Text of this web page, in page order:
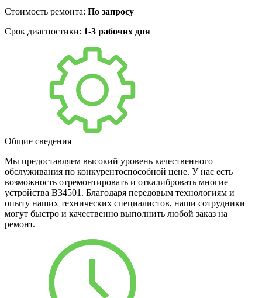
Стоимость ремонта: По запросу
Срок диагностики: 1-3 рабочих дня
Общие сведения
Мы предоставляем высокий уровень качественного
обслуживания по конкурентоспособной цене. У нас есть
возможность отремонтировать и откалибровать многие
устройства B34501. Благодаря передовым технологиям и
опыту наших технических специалистов, наши сотрудники
могут быстро и качественно выполнить любой заказ на
ремонт.